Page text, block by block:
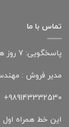
تماس با ما
پاسخگویی: 7 روز هفته ، 9 الی 22
مدیر فروش :
989143332530+
این خط همراه اول